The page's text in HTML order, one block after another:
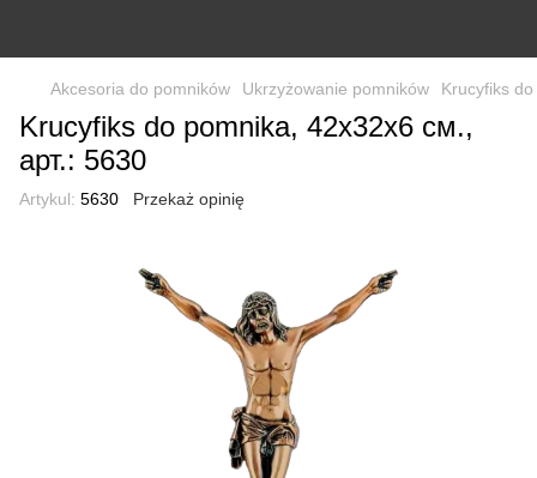
Akcesoria do pomników Ukrzyżowanie pomników Krucyfiks
Krucyfiks do pomnika, 42х32х6 см.,
арт.: 5630
Artykul: 5630 Przekaż opinię